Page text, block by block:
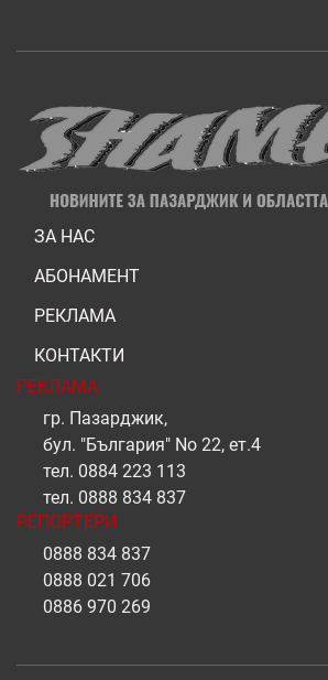
ЗА НАС
АБОНАМЕНТ
РЕКЛАМА
КОНТАКТИ
РЕКЛАМА
гр. Пазарджик,
бул. "България" No 22, ет.4
тел. 0884 223 113
тел. 0888 834 837
РЕПОРТЕРИ
0888 834 837
0888 021 706
0886 970 269